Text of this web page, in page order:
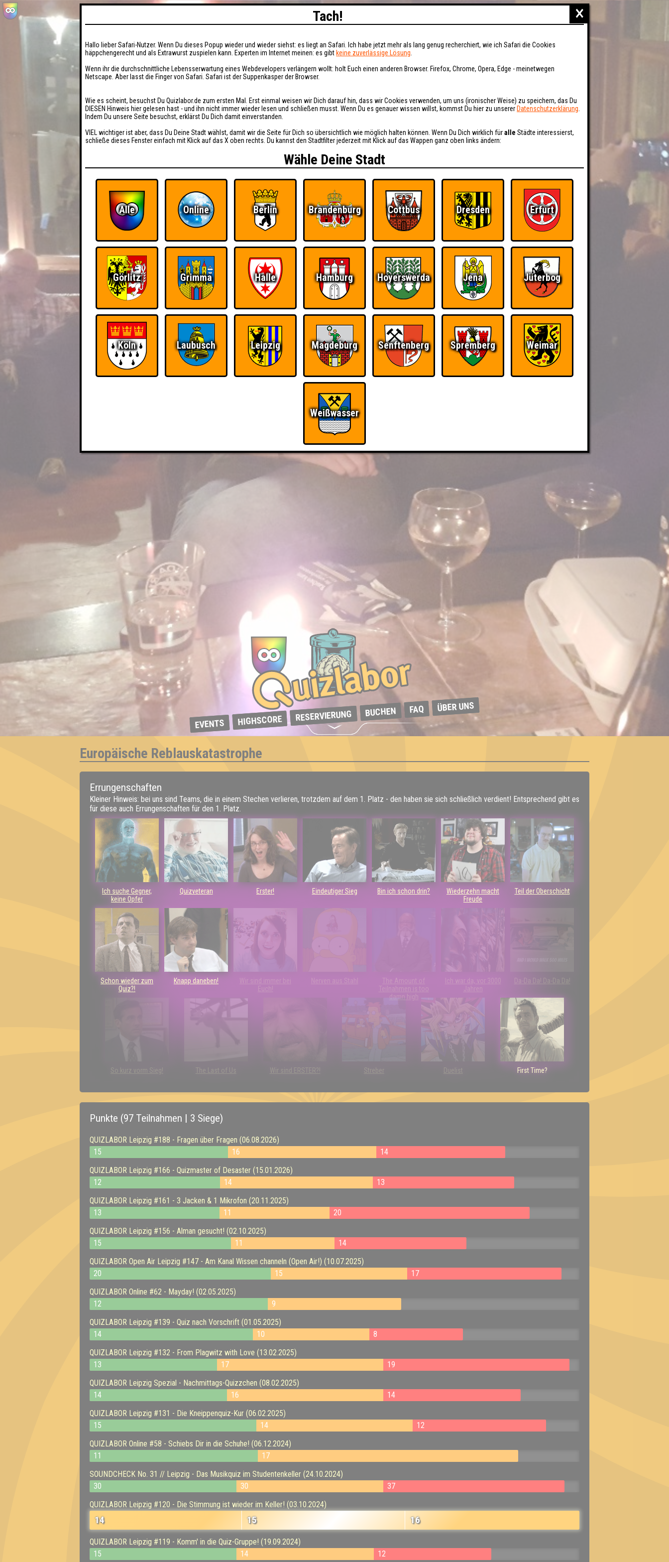
EVENTS HIGHSCORE RESERVIERUNG BUCHEN FAQ ÜBER UNS
Europäische Reblauskatastrophe
Errungenschaften
Kleiner Hinweis: bei uns sind Teams, die in einem Stechen verlieren, trotzdem auf dem 1. Platz - den haben sie sich schließlich verdient! Entsprechend gibt es
für diese auch Errungenschaften für den 1. Platz.
Ich suche Gegner,
keine Opfer
Quizveteran Erster! Eindeutiger Sieg Bin ich schon drin?
Wiederzehn macht
Freude
Teil der Oberschicht
Schon wieder zum
Quiz?!
Knapp daneben!
Wir sind immer bei
Euch!
Nerven aus Stahl
The Amount of
Teilnahmen is too
damn high
Ich war da, vor 3000
Jahren
Da-Da Da! Da-Da Da!
So kurz vorm Sieg! The Last of Us Wir sind ERSTER?! Streber Duelist First Time?
Punkte (97 Teilnahmen | 3 Siege)
QUIZLABOR Leipzig #188 - Fragen über Fragen (06.08.2026)
15
16
14
QUIZLABOR Leipzig #166 - Quizmaster of Desaster (15.01.2026)
12
14
13
QUIZLABOR Leipzig #161 - 3 Jacken & 1 Mikrofon (20.11.2025)
13
11
20
QUIZLABOR Leipzig #156 - Alman gesucht! (02.10.2025)
15
11
14
QUIZLABOR Open Air Leipzig #147 - Am Kanal Wissen channeln (Open Air!) (10.07.2025)
20
15
17
QUIZLABOR Online #62 - Mayday! (02.05.2025)
12
9
QUIZLABOR Leipzig #139 - Quiz nach Vorschrift (01.05.2025)
14
10
8
QUIZLABOR Leipzig #132 - From Plagwitz with Love (13.02.2025)
13
17
19
QUIZLABOR Leipzig Spezial - Nachmittags-Quizzchen (08.02.2025)
14
16
14
QUIZLABOR Leipzig #131 - Die Kneippenquiz-Kur (06.02.2025)
15
14
12
QUIZLABOR Online #58 - Schiebs Dir in die Schuhe! (06.12.2024)
11
17
SOUNDCHECK No. 31 // Leipzig - Das Musikquiz im Studentenkeller (24.10.2024)
30
30
37
QUIZLABOR Leipzig #120 - Die Stimmung ist wieder im Keller! (03.10.2024)
14 15 16
QUIZLABOR Leipzig #119 - Komm' in die Quiz-Gruppe! (19.09.2024)
15
14 12
×
Tach!
Hallo lieber Safari-Nutzer. Wenn Du dieses Popup wieder und wieder siehst: es liegt an Safari. Ich habe jetzt mehr als lang genug recherchiert, wie ich Safari die Cookies
häppchengerecht und als Extrawurst zuspielen kann. Experten im Internet meinen: es gibt keine zuverlässige Lösung
Wenn ihr die durchschnittliche Lebensserwartung eines Webdevelopers verlängern wollt: holt Euch einen anderen Browser. Firefox, Chrome, Opera, Edge - meinetwegen
Netscape. Aber lasst die Finger von Safari. Safari ist der Suppenkasper der Browser.
Wie es scheint, besuchst Du Quizlabor.de zum ersten Mal. Erst einmal weisen wir Dich darauf hin, dass wir Cookies verwenden, um uns (ironischer Weise) zu speichern, das Du
DIESEN Hinweis hier gelesen hast - und ihn nicht immer wieder lesen und schließen musst. Wenn Du es genauer wissen willst, kommst Du hier zu unserer Datenschutzerklärung
Indem Du unsere Seite besuchst, erklärst Du Dich damit einverstanden.
VIEL wichtiger ist aber, dass Du Deine Stadt wählst, damit wir die Seite für Dich so übersichtlich wie möglich halten können. Wenn Du Dich wirklich füralle Städte interessierst,
schließe dieses Fenster einfach mit Klick auf das X oben rechts. Du kannst den Stadtfilter jederzeit mit Klick auf das Wappen ganz oben links ändern:
Wähle Deine Stadt
Alle Online Berlin Brandenburg Cottbus Dresden Erfurt
Görlitz Grimma Halle Hamburg Hoyerswerda Jena Jüterbog
Köln Laubusch Leipzig Magdeburg Senftenberg Spremberg Weimar
Weißwasser